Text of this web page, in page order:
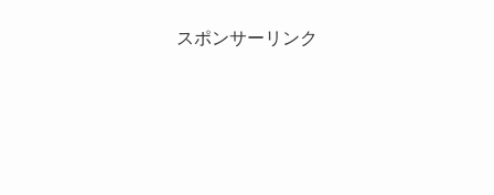
スポンサーリンク